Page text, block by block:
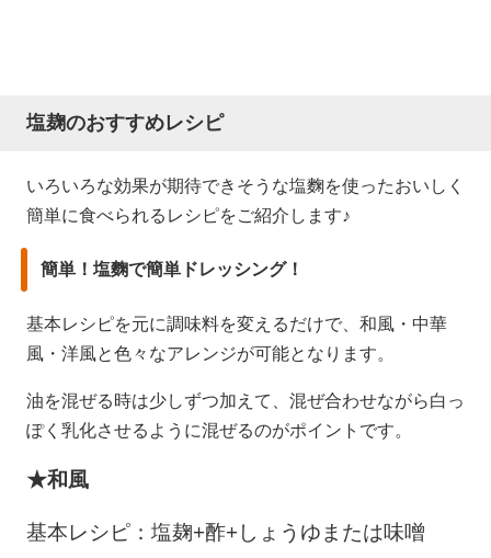
塩麹のおすすめレシピ
いろいろな効果が期待できそうな塩麴を使ったおいしく
簡単に食べられるレシピをご紹介します♪
簡単！塩麴で簡単ドレッシング！
基本レシピを元に調味料を変えるだけで、和風・中華
風・洋風と色々なアレンジが可能となります。
油を混ぜる時は少しずつ加えて、混ぜ合わせながら白っ
ぽく乳化させるように混ぜるのがポイントです。
★和風
基本レシピ：塩麹+酢+しょうゆまたは味噌